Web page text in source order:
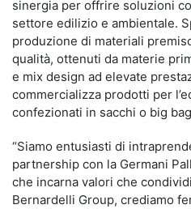
sinergia per offrire soluzioni
settore edilizio e ambientale.
produzione di materiali
qualità, ottenuti da materie
e mix design ad elevate
commercializza prodotti per
confezionati in sacchi o big
“Siamo entusiasti di
partnership con la Germani
che incarna valori che
Bernardelli Group, crediamo